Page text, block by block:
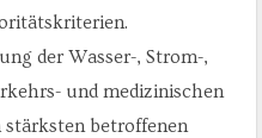
der Wasser-, Strom-,
und medizinischen
stärksten betroffenen